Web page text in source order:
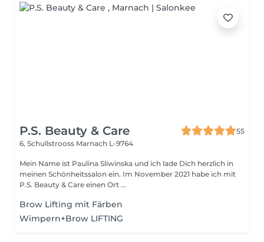
P.S. Beauty & Care
55
6, Schullstrooss Marnach L-9764
Mein Name ist Paulina Sliwinska und ich lade Dich herzlich in
meinen Schönheitssalon ein. Im November 2021 habe ich mit
P.S. Beauty & Care einen Ort ...
Brow Lifting mit Färben
Wimpern+Brow LIFTING